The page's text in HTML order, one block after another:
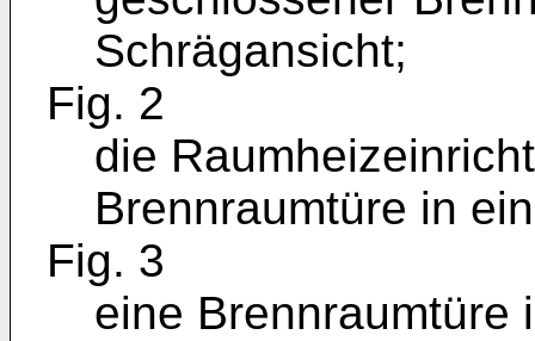
Schrägansicht;
Fig. 2
die
Brennraumtüre in
Fig. 3
eine Brennraumtüre